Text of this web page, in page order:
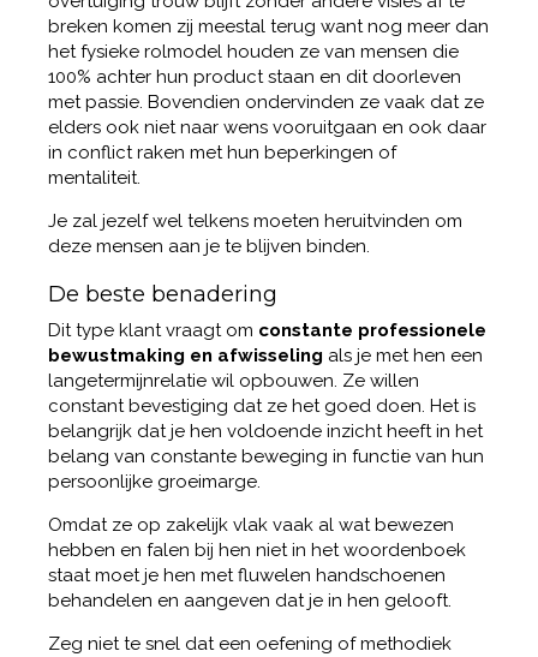
breken komen zij meestal terug want nog meer dan
het fysieke rolmodel houden ze van mensen die
100% achter hun product staan en dit doorleven
met passie. Bovendien ondervinden ze vaak dat ze
elders ook niet naar wens vooruitgaan en ook daar
in conflict raken met hun beperkingen of
mentaliteit.
Je zal jezelf wel telkens moeten heruitvinden om
deze mensen aan je te blijven binden.
De beste benadering
Dit type klant vraagt om constante professionele
bewustmaking en afwisseling als je met hen een
langetermijnrelatie wil opbouwen. Ze willen
constant bevestiging dat ze het goed doen. Het is
belangrijk dat je hen voldoende inzicht heeft in het
belang van constante beweging in functie van hun
persoonlijke groeimarge.
Omdat ze op zakelijk vlak vaak al wat bewezen
hebben en falen bij hen niet in het woordenboek
staat moet je hen met fluwelen handschoenen
behandelen en aangeven dat je in hen gelooft.
Zeg niet te snel dat een oefening of methodiek